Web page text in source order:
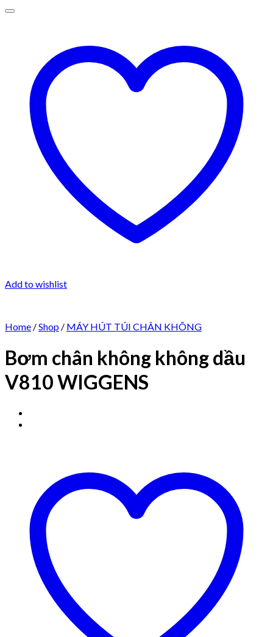
Add to wishlist
Home /Shop / MÁY HÚT TÚI CHÂN KHÔNG
Bơm chân không không dầu
V810 WIGGENS